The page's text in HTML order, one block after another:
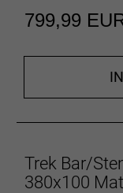
799,99
Trek Bar/
380x100